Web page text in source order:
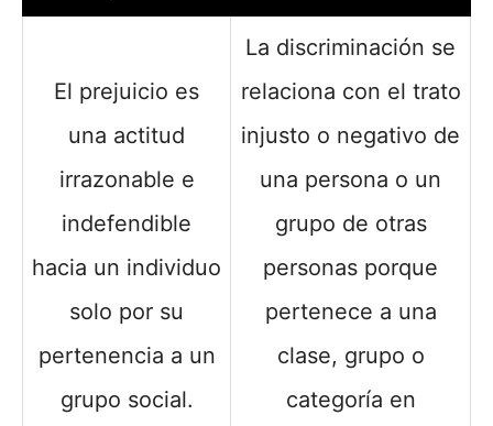
El prejuicio es
una actitud
irrazonable e
indefendible
hacia un individuo
solo por su
pertenencia a un
grupo social.
La discriminación se
relaciona con el trato
injusto o negativo de
una persona o un
grupo de otras
personas porque
pertenece a una
clase, grupo o
categoría en